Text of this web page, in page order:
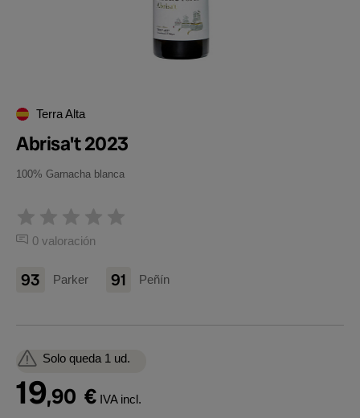
Terra Alta
Abrisa't 2023
100% Garnacha blanca
0 valoración
93 Parker 91 Peñín
Solo queda 1 ud.
19,90 € IVA incl.